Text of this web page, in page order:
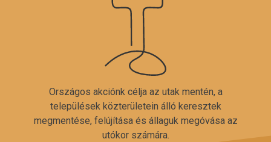
Országos akciónk célja az utak mentén, a
települések közterületein álló keresztek
megmentése, felújítása és állaguk megóvása az
utókor számára.